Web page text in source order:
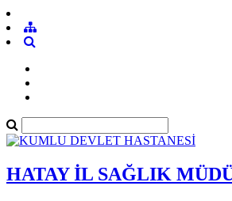
HATAY İL SAĞLIK